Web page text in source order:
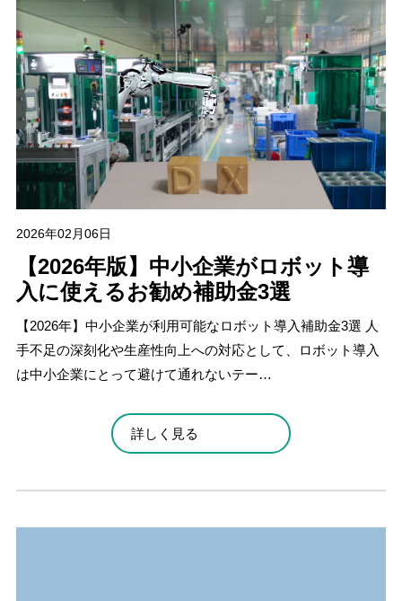
2026年02月06日
【2026年版】中小企業がロボット導
入に使えるお勧め補助金3選
【2026年】中小企業が利用可能なロボット導入補助金3選 人
手不足の深刻化や生産性向上への対応として、ロボット導入
は中小企業にとって避けて通れないテー…
詳しく見る